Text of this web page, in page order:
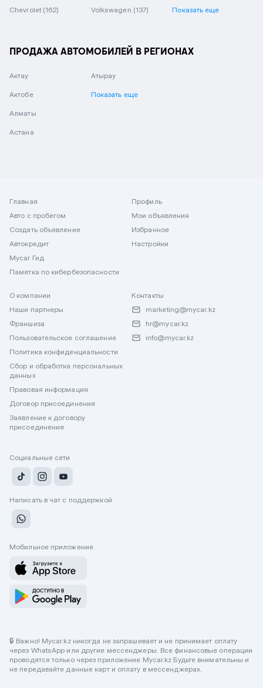
Chevrolet (162) Volkswagen (137) Показать еще
ПРОДАЖА АВТОМОБИЛЕЙ В РЕГИОНАХ
Актау
Актобе
Алматы
Астана
Атырау
Показать еще
Главная
Авто с пробегом
Создать объявление
Автокредит
Mycar Гид
Памятка по кибербезопасности
Профиль
Мои объявления
Избранное
Настройки
О компании
Наши партнеры
Франшиза
Пользовательское соглашение
Политика конфиденциальности
Сбор и обработка персональных
данных
Правовая информация
Договор присоединения
Заявление к договору
присоединения
Контакты
marketing@mycar.kz
hr@mycar.kz
info@mycar.kz
Социальные сети
Написать в чат с поддержкой
Мобильное приложение
🔒 Важно! Mycar.kz никогда не запрашивает и не принимает оплату
через WhatsApp или другие мессенджеры. Все финансовые операции
проводятся только через приложение Mycar.kz Будьте внимательны и
не передавайте данные карт и оплату в мессенджерах.